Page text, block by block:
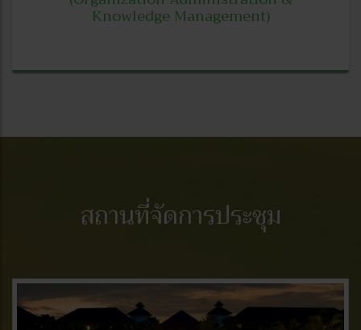
Knowledge Management)
สถานที่จัดการประชุม